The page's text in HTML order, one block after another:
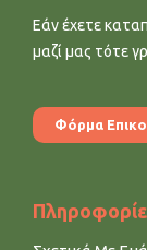
Εάν έχετε
μαζί μας τότε
Φόρμα